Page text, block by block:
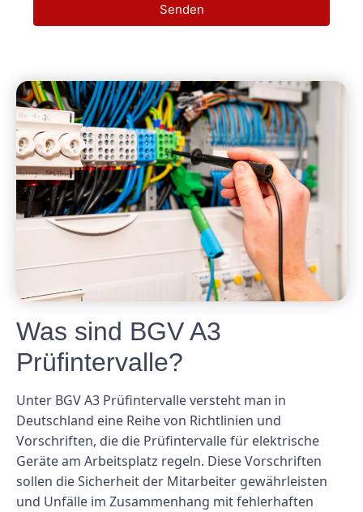
Senden
Was sind BGV A3
Prüfintervalle?
Unter BGV A3 Prüfintervalle versteht man in
Deutschland eine Reihe von Richtlinien und
Vorschriften, die die Prüfintervalle für elektrische
Geräte am Arbeitsplatz regeln. Diese Vorschriften
sollen die Sicherheit der Mitarbeiter gewährleisten
und Unfälle im Zusammenhang mit fehlerhaften